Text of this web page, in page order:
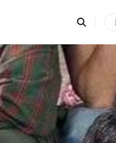
Search
search
area